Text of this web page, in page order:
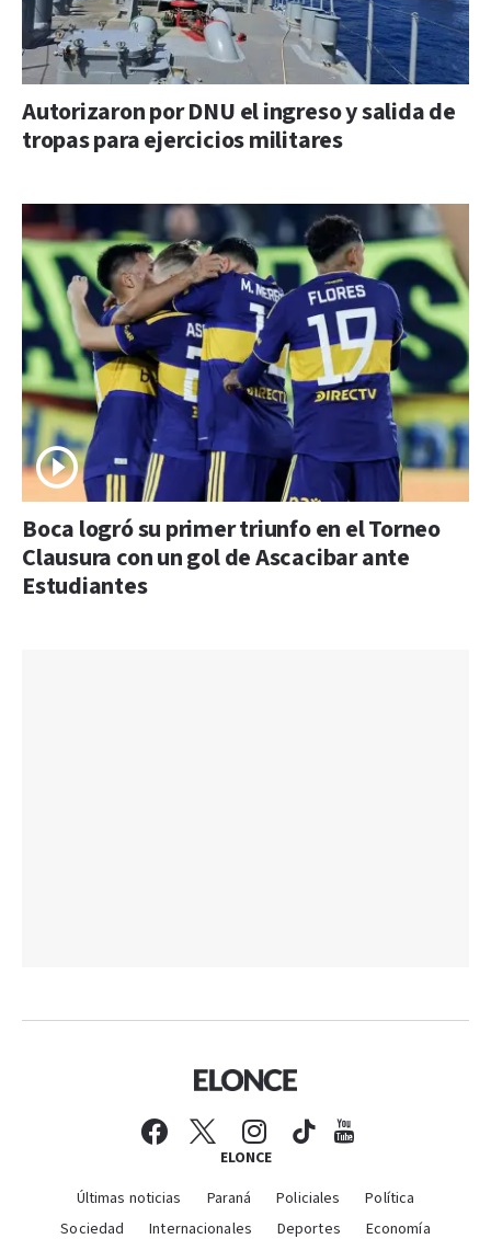
Autorizaron por DNU el ingreso y salida de
tropas para ejercicios militares
Boca logró su primer triunfo en el Torneo
Clausura con un gol de Ascacibar ante
Estudiantes
ELONCE
Últimas noticias Paraná Policiales
Política
Sociedad
Internacionales Deportes Economía